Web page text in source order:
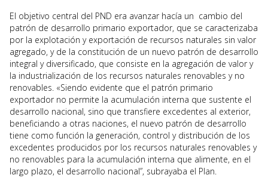
El objetivo central del PND era avanzar hacía un cambio del
patrón de desarrollo primario exportador, que se caracterizaba
por la explotación y exportación de recursos naturales sin valor
agregado, y de la constitución de un nuevo patrón de desarrollo
integral y diversificado, que consiste en la agregación de valor y
la industrialización de los recursos naturales renovables y no
renovables. «Siendo evidente que el patrón primario
exportador no permite la acumulación interna que sustente el
desarrollo nacional, sino que transfiere excedentes al exterior,
beneficiando a otras naciones, el nuevo patrón de desarrollo
tiene como función la generación, control y distribución de los
excedentes producidos por los recursos naturales renovables y
no renovables para la acumulación interna que alimente, en el
largo plazo, el desarrollo nacional”, subrayaba el Plan.